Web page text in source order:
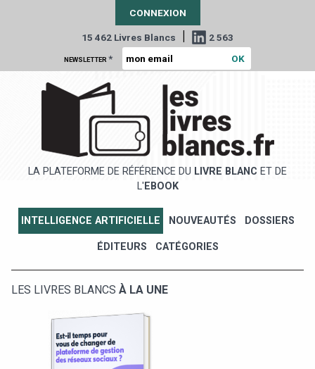
CONNEXION
15 462 Livres Blancs | 2 563
NEWSLETTER *
LA PLATEFORME DE RÉFÉRENCE DU LIVRE BLANC ET DE
L' EBOOK
INTELLIGENCE ARTIFICIELLE NOUVEAUTÉS DOSSIERS
ÉDITEURS CATÉGORIES
LES LIVRES BLANCS À LA UNE